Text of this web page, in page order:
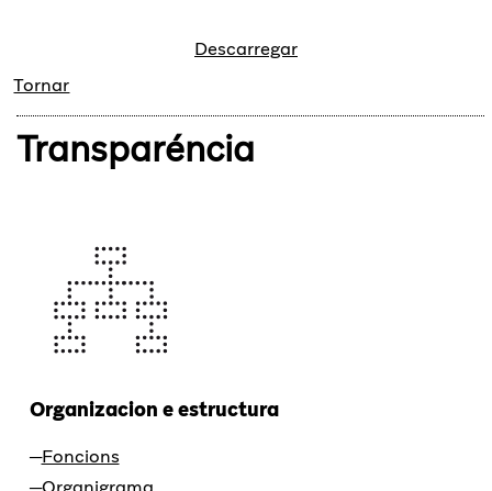
Descarregar
Tornar
Transparéncia
Organizacion e estructura
Foncions